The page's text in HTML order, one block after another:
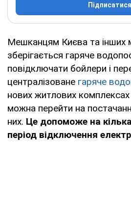
Підписатися
Мешканцям Києва та інших
зберігається гаряче
повідключати бойлери і
централізоване гаряче
нових житлових комплексах
можна перейти на
них. Це допоможе на
період відключення